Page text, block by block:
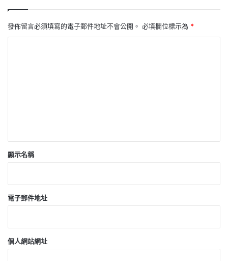
發佈留言必須填寫的電子郵件地址不會公開。 必填欄位標示為 *
顯示名稱
電子郵件地址
個人網站網址